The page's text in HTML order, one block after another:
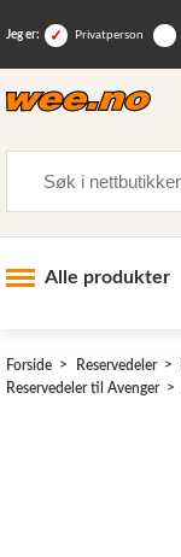
Jeg er: Privatperson
Alle produkter
Skogsutstyr
Forside Reservedeler
Reservedeler til Avenger